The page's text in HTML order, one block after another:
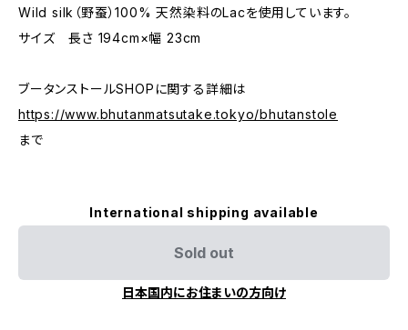
Wild silk（野蚕）100% 天然染料のLacを使用しています。
サイズ 長さ 194cm×幅 23cm
ブータンストールSHOPに関する詳細は
https://www.bhutanmatsutake.tokyo/bhutanstole
まで
International shipping available
Sold out
日本国内にお住まいの方向け